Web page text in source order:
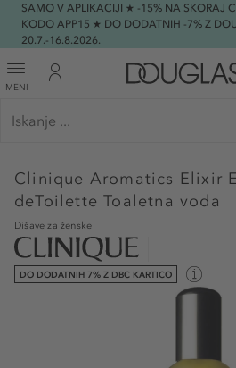
SAMO V APLIKACIJI ★ -15% NA SKORAJ
KODO APP15 ★ DO DODATNIH -7% Z
20.7.-16.8.2026.
MENI
Clinique Aromatics Elixir
deToilette Toaletna voda
Dišave za ženske
DO DODATNIH 7% Z DBC KARTICO